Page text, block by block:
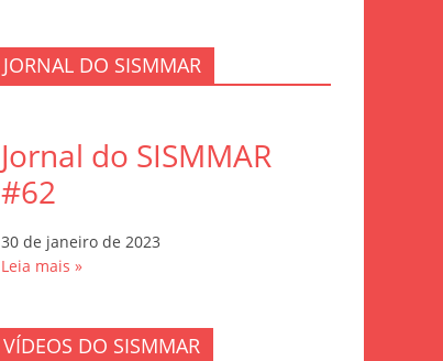
JORNAL DO SISMMAR
Jornal do SISMMAR
#62
30 de janeiro de 2023
Leia mais »
VÍDEOS DO SISMMAR